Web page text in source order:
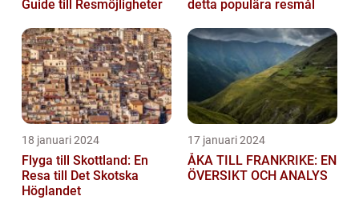
Guide till Resmöjligheter detta populära resmål
18 januari 2024
Flyga till Skottland: En
Resa till Det Skotska
Höglandet
17 januari 2024
ÅKA TILL FRANKRIKE: EN
ÖVERSIKT OCH ANALYS